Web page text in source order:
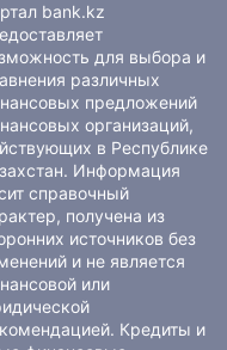
bank.kz
для выбора и
различных
предложений
организаций,
в Республике
Информация
справочный
получена из
источников без
и не является
или
Кредиты и